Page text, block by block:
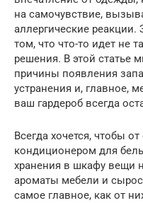
на самочувствие,
аллергические реакции.
том, что что-то идет не
решения. В этой статье
причины появления
устранения и, главное,
ваш гардероб всегда
Всегда хочется, чтобы
кондиционером для
хранения в шкафу вещи
ароматы мебели и
самое главное, как от